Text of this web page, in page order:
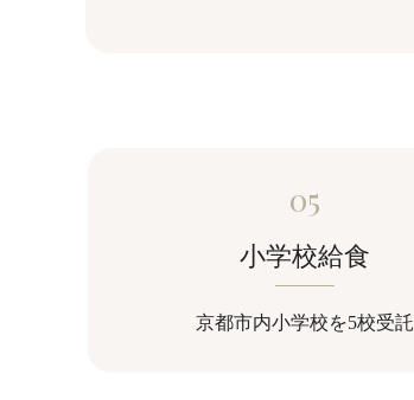
05
小学校給食
京都市内小学校を5校受託